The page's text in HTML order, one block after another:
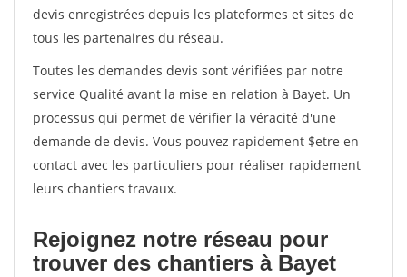
devis enregistrées depuis les plateformes et sites de
tous les partenaires du réseau.
Toutes les demandes devis sont vérifiées par notre
service Qualité avant la mise en relation à Bayet. Un
processus qui permet de vérifier la véracité d'une
demande de devis. Vous pouvez rapidement $etre en
contact avec les particuliers pour réaliser rapidement
leurs chantiers travaux.
Rejoignez notre réseau pour
trouver des chantiers à Bayet